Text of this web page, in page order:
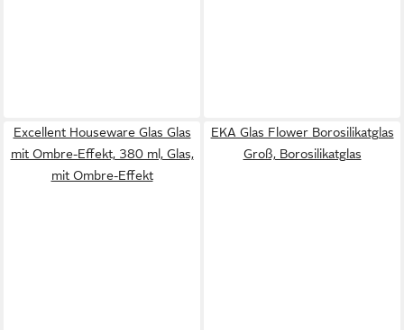
Excellent Houseware Glas Glas
mit Ombre-Effekt, 380 ml, Glas,
mit Ombre-Effekt
EKA Glas Flower Borosilikatglas
Groß, Borosilikatglas